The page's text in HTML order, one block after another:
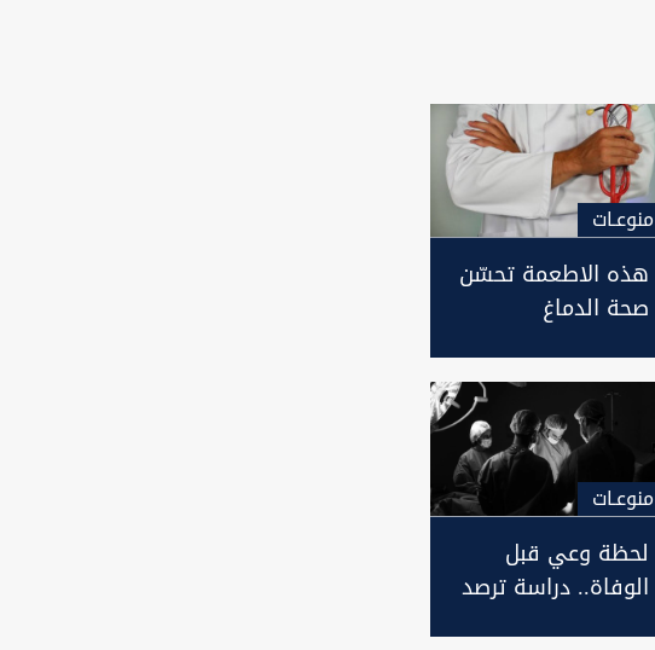
منوعـات
هذه الاطعمة تحسّن
صحة الدماغ
منوعـات
لحظة وعي قبل
الوفاة.. دراسة ترصد